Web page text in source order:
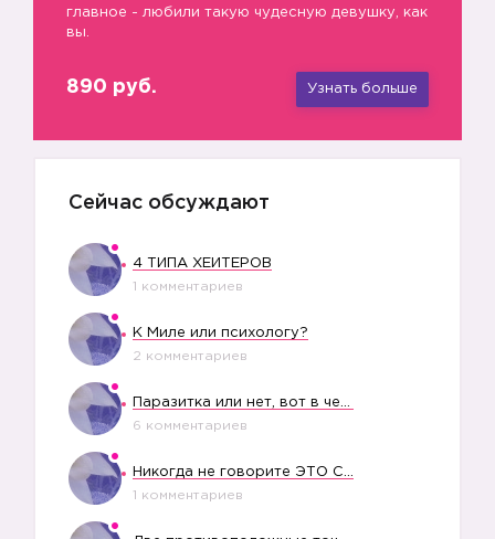
🚫
главное - любили такую чудесную девушку, как
вы.
890 руб. Узнать больше
Сейчас обсуждают
4 ТИПА ХЕЙТЕРОВ
1 комментариев
К Миле или психологу?
2 комментариев
6 комментариев
1 комментариев